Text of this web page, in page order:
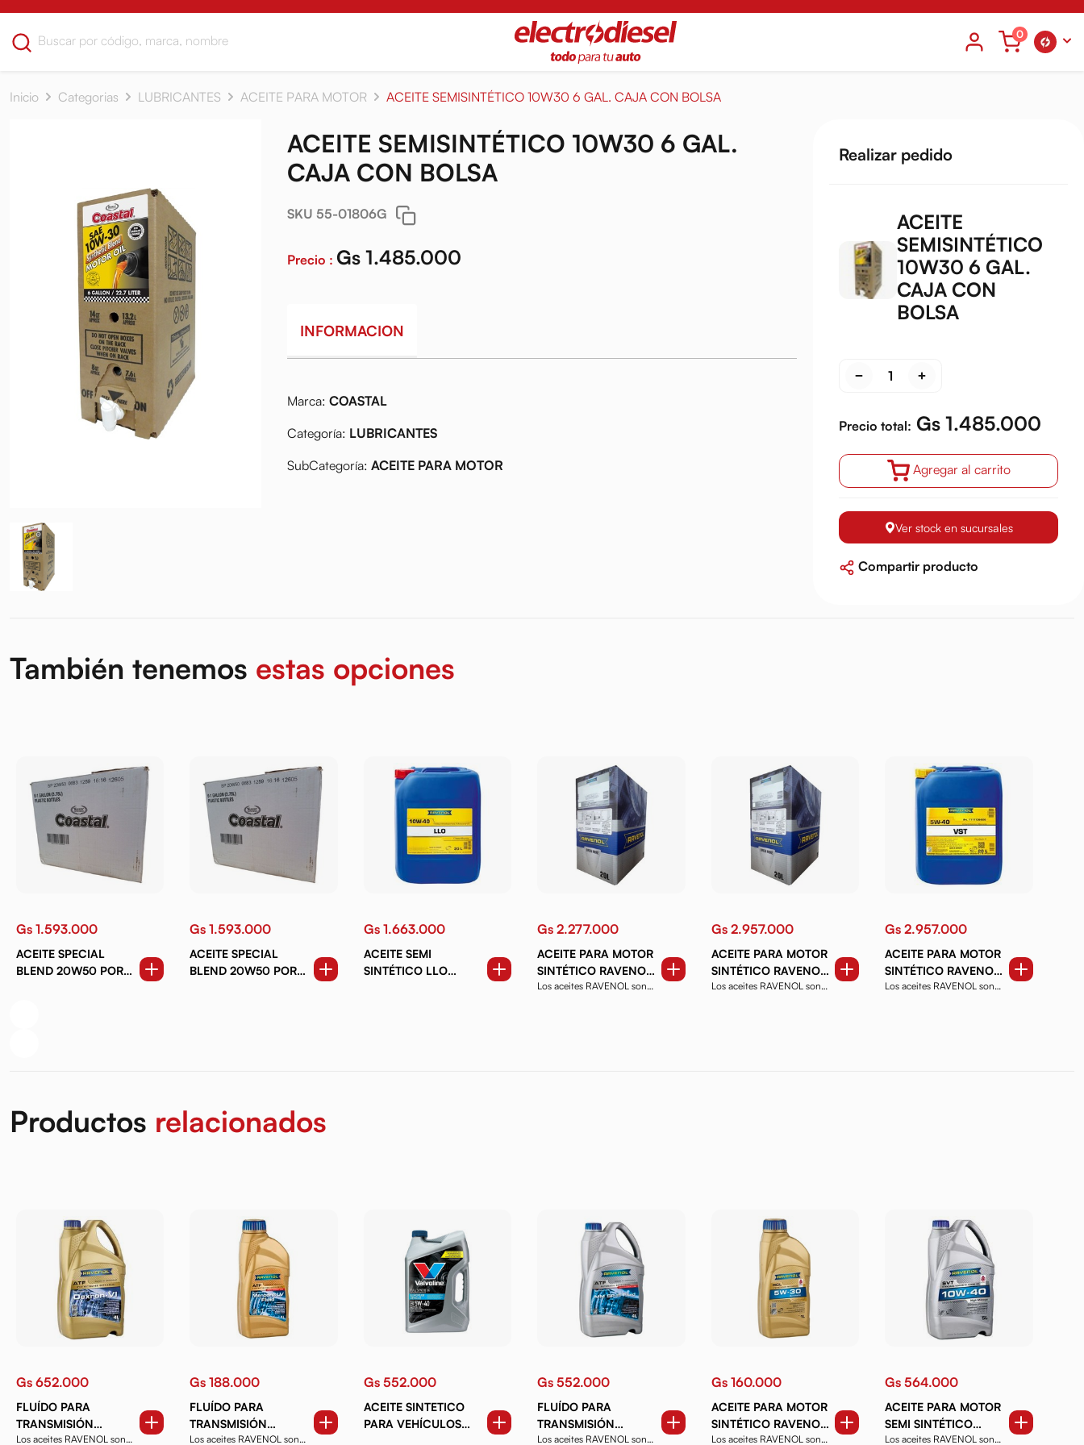
0
Inicio Categorias LUBRICANTES ACEITE PARA MOTOR ACEITE SEMISINTÉTICO 10W30 6 GAL. CAJA CON BOLSA
ACEITE SEMISINTÉTICO 10W30 6 GAL.
CAJA CON BOLSA
SKU 55-01806G
Precio : Gs 1.485.000
INFORMACION
Marca: COASTAL
Categoría: LUBRICANTES
SubCategoría: ACEITE PARA MOTOR
Realizar pedido
ACEITE
SEMISINTÉTICO
10W30 6 GAL.
CAJA CON
BOLSA
Precio total: Gs 1.485.000
Agregar al carrito
Ver stock en sucursales
Compartir producto
También tenemos estas opciones
Gs 1.593.000
ACEITE SPECIAL
BLEND 20W50 POR
Gs 1.593.000
ACEITE SPECIAL
BLEND 20W50 POR
Gs 1.663.000
ACEITE SEMI
SINTÉTICO LLO
Gs 2.277.000
ACEITE PARA MOTOR
SINTÉTICO RAVENOL
HLS 5W30 20 LTS
Los aceites RAVENOL son
Gs 2.957.000
ACEITE PARA MOTOR
SINTÉTICO RAVENOL
VST 5W40 20 LTS
Los aceites RAVENOL son
Gs 2.957.000
ACEITE PARA MOTOR
SINTÉTICO RAVENOL
VST 5W40 20 LTS
Los aceites RAVENOL son
Productos relacionados
Gs 652.000
FLUÍDO PARA
TRANSMISIÓN
RAVENOL ATF
Los aceites RAVENOL son
Gs 188.000
FLUÍDO PARA
TRANSMISIÓN
RAVENOL ATF
Los aceites RAVENOL son
Gs 552.000
ACEITE SINTETICO
PARA VEHÍCULOS
Gs 552.000
FLUÍDO PARA
TRANSMISIÓN
RAVENOL ATF MM SP-
Los aceites RAVENOL son
Gs 160.000
ACEITE PARA MOTOR
SINTÉTICO RAVENOL
HCL 5W30 1 LT.
Los aceites RAVENOL son
Gs 564.000
ACEITE PARA MOTOR
SEMI SINTÉTICO
RAVENOL SVT HIGH
Los aceites RAVENOL son